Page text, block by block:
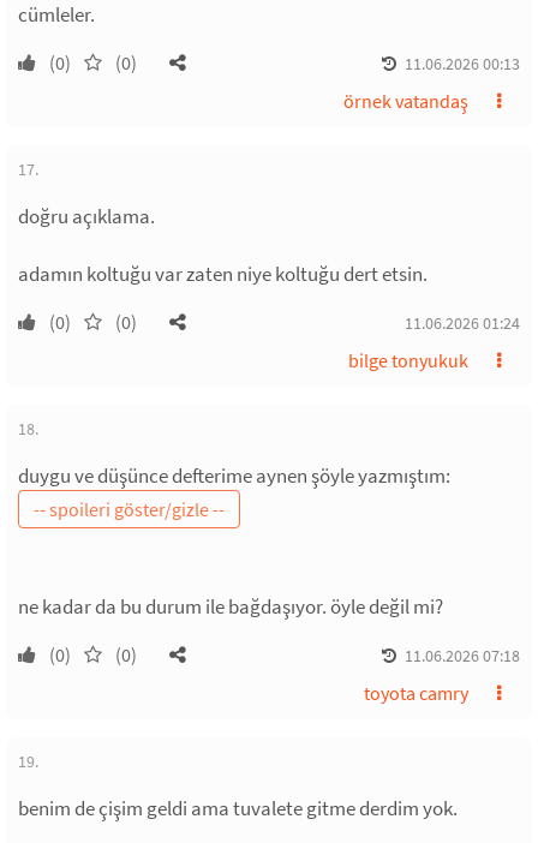
cümleler.
(0) (0) 11.06.2026 00:13
örnek vatandaş
17.
doğru açıklama.
adamın koltuğu var zaten niye koltuğu dert etsin.
(0) (0) 11.06.2026 01:24
bilge tonyukuk
18.
duygu ve düşünce defterime aynen şöyle yazmıştım:
ne kadar da bu durum ile bağdaşıyor. öyle değil mi?
(0) (0) 11.06.2026 07:18
toyota camry
19.
benim de çişim geldi ama tuvalete gitme derdim yok.